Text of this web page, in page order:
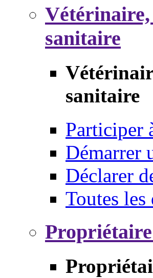
sanitaire
sanitaire
Participer
Démarrer
Déclarer
Toutes les